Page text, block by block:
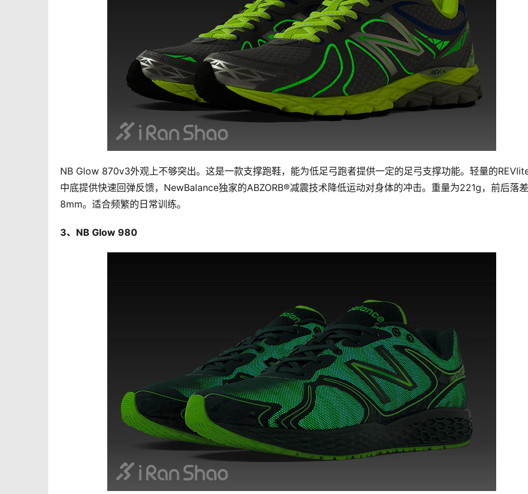
NB Glow 870v3外观上不够突出。这是一款支撑跑鞋，能为低足弓跑者提供一定的足弓支撑功能。轻量的
中底提供快速回弹反馈，NewBalance独家的ABZORB®减震技术降低运动对身体的冲击。重量为221g，前后落
8mm。适合频繁的日常训练。
3、NB Glow 980